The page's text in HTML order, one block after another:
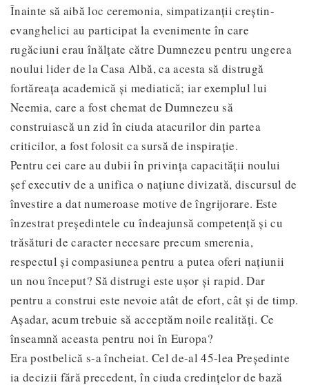
Înainte să aibă loc ceremonia, simpatizanții creștin-
evanghelici au participat la evenimente în care
rugăciuni erau înălțate către Dumnezeu pentru ungerea
noului lider de la Casa Albă, ca acesta să distrugă
fortăreața academică și mediatică; iar exemplul lui
Neemia, care a fost chemat de Dumnezeu să
construiască un zid în ciuda atacurilor din partea
criticilor, a fost folosit ca sursă de inspirație.
Pentru cei care au dubii în privința capacității noului
șef executiv de a unifica o națiune divizată, discursul de
învestire a dat numeroase motive de îngrijorare. Este
înzestrat președintele cu îndeajunsă competență și cu
trăsături de caracter necesare precum smerenia,
respectul și compasiunea pentru a putea oferi națiunii
un nou început? Să distrugi este ușor și rapid. Dar
pentru a construi este nevoie atât de efort, cât și de timp.
Așadar, acum trebuie să acceptăm noile realități. Ce
înseamnă aceasta pentru noi în Europa?
Era postbelică s-a încheiat. Cel de-al 45-lea Președinte
ia decizii fără precedent, în ciuda credințelor de bază